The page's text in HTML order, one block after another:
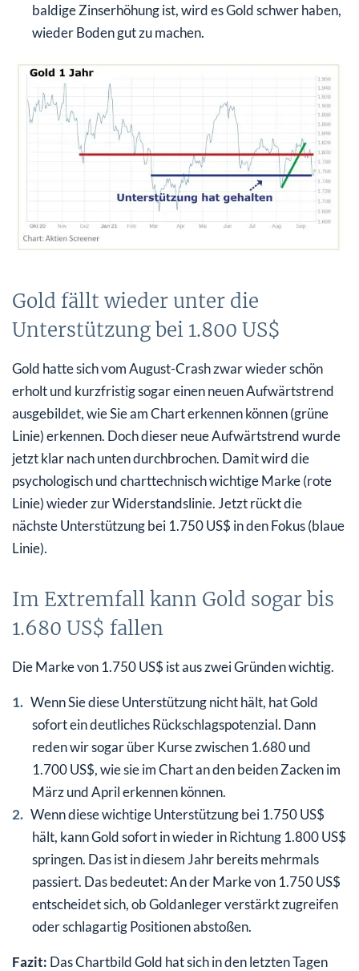
baldige Zinserhöhung ist, wird es Gold schwer haben,
wieder Boden gut zu machen.
Gold fällt wieder unter die
Unterstützung bei 1.800 US$
Gold hatte sich vom August-Crash zwar wieder schön
erholt und kurzfristig sogar einen neuen Aufwärtstrend
ausgebildet, wie Sie am Chart erkennen können (grüne
Linie) erkennen. Doch dieser neue Aufwärtstrend wurde
jetzt klar nach unten durchbrochen. Damit wird die
psychologisch und charttechnisch wichtige Marke (rote
Linie) wieder zur Widerstandslinie. Jetzt rückt die
nächste Unterstützung bei 1.750 US$ in den Fokus (blaue
Linie).
Im Extremfall kann Gold sogar bis
1.680 US$ fallen
Die Marke von 1.750 US$ ist aus zwei Gründen wichtig.
Wenn Sie diese Unterstützung nicht hält, hat Gold
sofort ein deutliches Rückschlagspotenzial. Dann
reden wir sogar über Kurse zwischen 1.680 und
1.700 US$, wie sie im Chart an den beiden Zacken im
März und April erkennen können.
Wenn diese wichtige Unterstützung bei 1.750 US$
hält, kann Gold sofort in wieder in Richtung 1.800 US$
springen. Das ist in diesem Jahr bereits mehrmals
passiert. Das bedeutet: An der Marke von 1.750 US$
entscheidet sich, ob Goldanleger verstärkt zugreifen
oder schlagartig Positionen abstoßen.
Fazit: Das Chartbild Gold hat sich in den letzten Tagen